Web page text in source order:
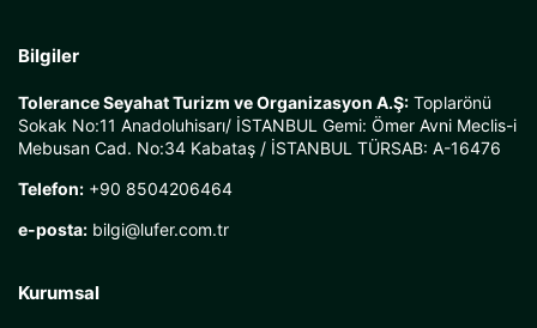
Bilgiler
Tolerance Seyahat Turizm ve Organizasyon A.Ş: Toplarönü
Sokak No:11 Anadoluhisarı/ İSTANBUL Gemi: Ömer Avni Meclis-i
Mebusan Cad. No:34 Kabataş / İSTANBUL TÜRSAB: A-16476
Telefon: +90 8504206464
e-posta: bilgi@lufer.com.tr
Kurumsal